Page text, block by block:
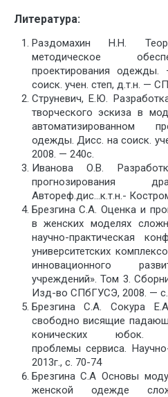
Литература:
Раздомахин Н.Н.
методическое
проектирования
соиск. учен. степ, д.т.н. —
Струневич, Е.Ю.
творческого эскиза в
автоматизированном
одежды. Дисс. на соиск.
2008. — 240с.
Иванова О.В.
прогнозирования
Автореф.дис…к.т.н.-
Брезгина С.А. Оценка и
в женских моделях
научно-практическая
университетских
инновационного
учреждений». Том 3.
Изд-во СПбГУСЭ, 2008. —
Брезгина С.А. Сокура
свободно висящие
конических юбок.
проблемы сервиса.
2013г., с. 70-74
Брезгина С.А Основы
женской одежде